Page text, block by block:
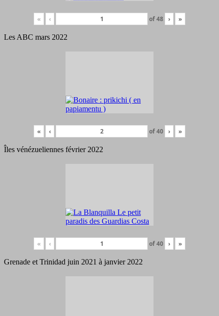
« ‹ of48 › »
Les ABC mars 2022
« ‹ of40 › »
Îles vénézueliennes février 2022
« ‹ of40 › »
Grenade et Trinidad juin 2021 à janvier 2022